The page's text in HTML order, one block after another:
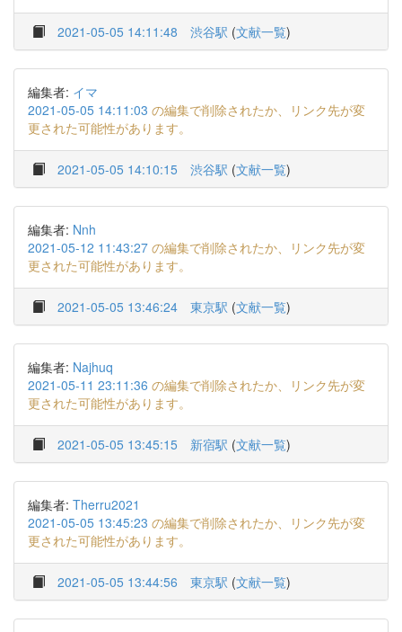
2021-05-05 14:11:48 渋谷駅 (文献一覧)
編集者: イマ
2021-05-05 14:11:03 の編集で削除されたか、リンク先が変
更された可能性があります。
2021-05-05 14:10:15 渋谷駅 (文献一覧)
編集者: Nnh
2021-05-12 11:43:27 の編集で削除されたか、リンク先が変
更された可能性があります。
2021-05-05 13:46:24 東京駅 (文献一覧)
編集者: Najhuq
2021-05-11 23:11:36 の編集で削除されたか、リンク先が変
更された可能性があります。
2021-05-05 13:45:15 新宿駅 (文献一覧)
編集者: Therru2021
2021-05-05 13:45:23 の編集で削除されたか、リンク先が変
更された可能性があります。
2021-05-05 13:44:56 東京駅 (文献一覧)